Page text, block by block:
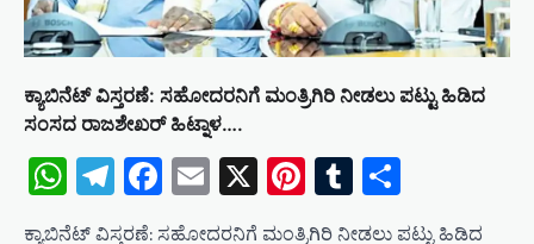
​ಕ್ಯಾಬಿನೆಟ್ ವಿಸ್ತರಣೆ: ಸಹೋದರನಿಗೆ ಮಂತ್ರಿಗಿರಿ ನೀಡಲು ಪಟ್ಟು ಹಿಡಿದ
ಸಂಸದ ರಾಜಶೇಖರ್ ಹಿಟ್ನಾಳ….
WhatsApp
Telegram
Facebook
Email
X Pinterest
Tumblr
​ಕ್ಯಾಬಿನೆಟ್ ವಿಸ್ತರಣೆ: ಸಹೋದರನಿಗೆ ಮಂತ್ರಿಗಿರಿ ನೀಡಲು ಪಟ್ಟು ಹಿಡಿದ